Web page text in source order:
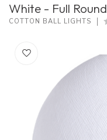
White - Full Round
COTTON BALL LIGHTS